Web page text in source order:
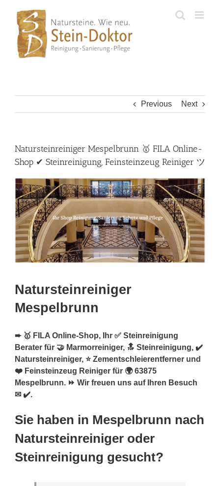
content
Previous Next
Natursteinreiniger Mespelbrunn 🥇 FILA Online-
Shop ✔ Steinreinigung, Feinsteinzeug Reiniger ツ
Natursteinreiniger
Mespelbrunn
➨ 🥇 FILA Online-Shop, Ihr ✅ Steinreinigung
Berater für 🤝 Marmorreiniger, 🔝 Steinreinigung, ✔️
Natursteinreiniger, ⭐ Zementschleierentferner und
❤️ Feinsteinzeug Reiniger für 🌍 63875
Mespelbrunn. ⏩ Wir freuen uns auf Ihren Besuch
✉ ✔️.
Sie haben in Mespelbrunn nach
Natursteinreiniger oder
Steinreinigung gesucht?